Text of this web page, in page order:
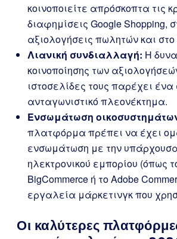
κοινοποιείτε απρόσκοπτα τις
διαφημίσεις Google Shopping,
αξιολογήσεις πωλητών και στο
Λιανική συνδιαλλαγή: Η
κοινοποίησης των
ιστοσελίδες τους παρέχει ένα
ανταγωνιστικό πλεονέκτημα.
Ενσωμάτωση
πλατφόρμα πρέπει να έχει
ενσωμάτωση με την
ηλεκτρονικού εμπορίου (όπως
BigCommerce ή το Adobe
εργαλεία μάρκετινγκ που
Οι καλύτερες